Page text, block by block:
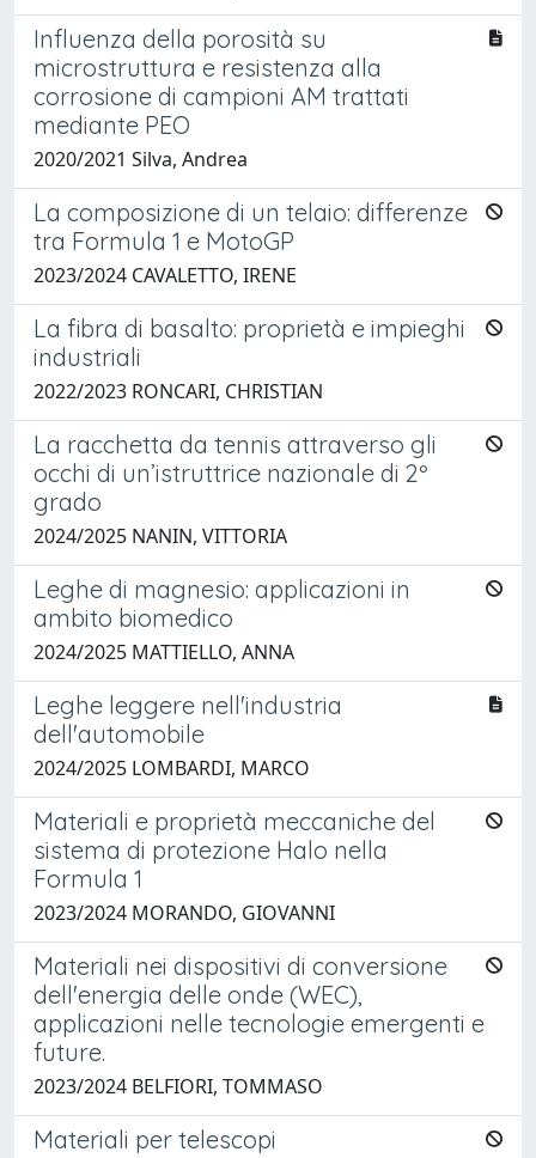
Influenza della porosità su
microstruttura e resistenza alla
corrosione di campioni AM trattati
mediante PEO
2020/2021 Silva, Andrea
La composizione di un telaio: differenze
tra Formula 1 e MotoGP
2023/2024 CAVALETTO, IRENE
La fibra di basalto: proprietà e impieghi
industriali
2022/2023 RONCARI, CHRISTIAN
La racchetta da tennis attraverso gli
occhi di un’istruttrice nazionale di 2º
grado
2024/2025 NANIN, VITTORIA
Leghe di magnesio: applicazioni in
ambito biomedico
2024/2025 MATTIELLO, ANNA
Leghe leggere nell'industria
dell'automobile
2024/2025 LOMBARDI, MARCO
Materiali e proprietà meccaniche del
sistema di protezione Halo nella
Formula 1
2023/2024 MORANDO, GIOVANNI
Materiali nei dispositivi di conversione
dell'energia delle onde (WEC),
applicazioni nelle tecnologie emergenti e
future.
2023/2024 BELFIORI, TOMMASO
Materiali per telescopi